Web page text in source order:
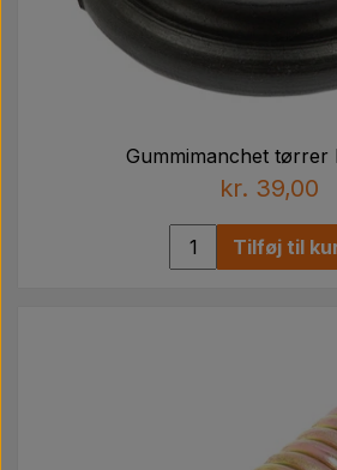
Gummimanchet tørrer
kr. 39,00
Tilføj til